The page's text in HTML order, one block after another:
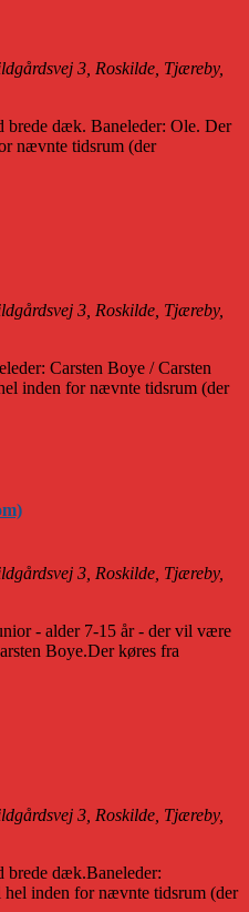
3, Roskilde, Tjæreby,
brede dæk. Baneleder: Ole. Der
nævnte tidsrum (der
3, Roskilde, Tjæreby,
Carsten Boye / Carsten
inden for nævnte tidsrum (der
3, Roskilde, Tjæreby,
- alder 7-15 år - der vil være
Boye.Der køres fra
3, Roskilde, Tjæreby,
brede dæk.Baneleder:
inden for nævnte tidsrum (der